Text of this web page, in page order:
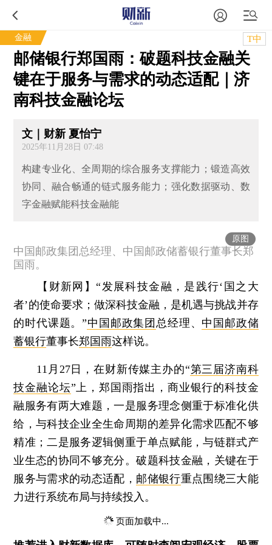
金融 T中
邮储银行郑国雨：破题科技金融关
键在于服务与需求的动态适配｜济
南科技金融论坛
文｜财新 夏怡宁
2025年11月28日 07:48
构建专业化、全周期的综合服务支撑能力；锻造高效
协同、融合畅通的链式服务能力；强化数据驱动、数
字金融赋能科技金融能
原图
中国邮政集团总经理、中国邮政储蓄银行董事长郑
国雨。
【财新网】“发展科技金融，是践行‘国之大
者’的使命要求；做深科技金融，是机遇与挑战并存
的时代课题。”中国邮政集团 总经理、 中国邮政储
蓄银行董事长郑国雨这样说。
11月27日，在财新传媒主办的“第三届济南科
技金融论坛”上，郑国雨指出，商业银行的科技金
融服务有两大难题，一是服务理念侧重于标准化供
给，与科技企业全生命周期的差异化需求匹配不够
精准；二是服务逻辑侧重于单点赋能，与链群式产
业生态的协同不够充分。破题科技金融，关键在于
服务与需求的动态适配， 邮储银行重点围绕三大能
力进行系统布局与持续投入。
页面加载中...